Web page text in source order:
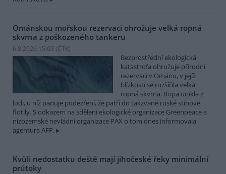
Ománskou mořskou rezervaci ohrožuje velká ropná
skvrna z poškozeného tankeru
6.8.2026 15:03 (ČTK)
Bezprostřední ekologická
katastrofa ohrožuje přírodní
rezervaci v Ománu, v jejíž
blízkosti se rozšířila velká
ropná skvrna. Ropa unikla z
lodi, u níž panuje podezření, že patří do takzvané ruské stínové
flotily. S odkazem na sdělení ekologické organizace Greenpeace a
nizozemské nevládní organizace PAX o tom dnes informovala
agentura AFP.
Kvůli nedostatku deště mají jihočeské řeky minimální
průtoky